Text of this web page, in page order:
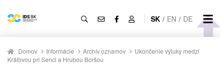
SK / EN / DE
Domov Informácie Archív oznamov
Ukončenie výluky medzi
Kráľovou pri Senci a Hrubou Boršou